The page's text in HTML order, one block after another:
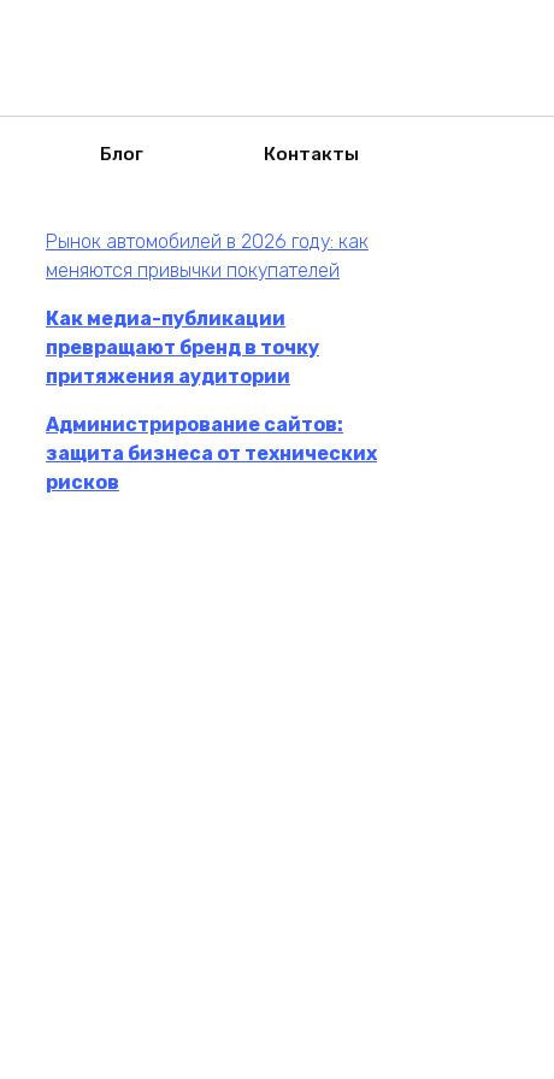
Блог Контакты
Рынок автомобилей в 2026 году: как
меняются привычки покупателей
Как медиа-публикации
превращают бренд в точку
притяжения аудитории
Администрирование сайтов:
защита бизнеса от технических
рисков